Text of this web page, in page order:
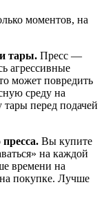
моментов, на
тары. Пресс —
агрессивные
может повредить
среду на
тары перед подачей
Вы купите
на каждой
времени на
покупке. Лучше